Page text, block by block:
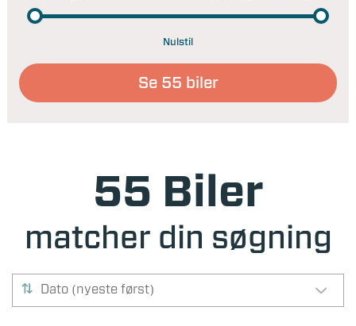
Nulstil
Se 55 biler
55 Biler
matcher din søgning
Dato (nyeste først)